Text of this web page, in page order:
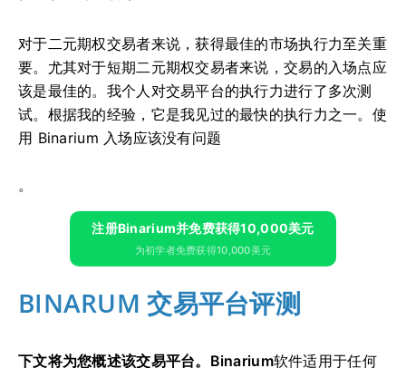
对于二元期权交易者来说，获得最佳的市场执行力至关重
要。尤其对于短期二元期权交易者来说，交易的入场点应
该是最佳的。我个人对交易平台的执行力进行了多次测
试。根据我的经验，它是我见过的最快的执行力之一。使
用 Binarium 入场应该没有问题
。
注册Binarium并免费获得10,000美元
为初学者免费获得10,000美元
BINARUM 交易平台评测
下文将为您概述该交易平台。Binarium软件适用于任何